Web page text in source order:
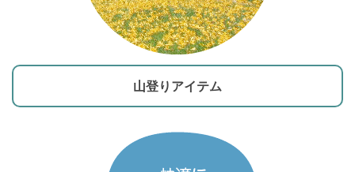
山登りアイテム